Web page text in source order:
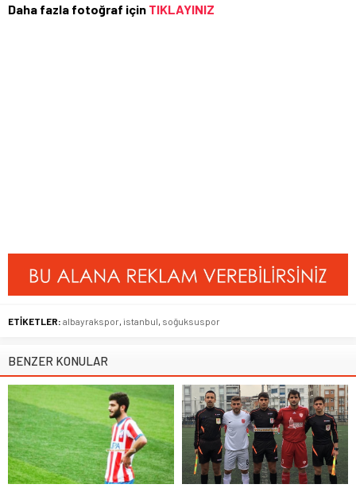
Daha fazla fotoğraf için TIKLAYINIZ
ETİKETLER: albayrakspor istanbul soğuksuspor
BENZER KONULAR